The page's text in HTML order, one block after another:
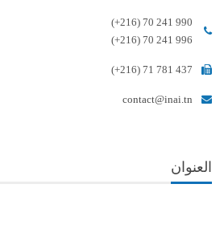
(+216) 70 241 990
(+216) 70 241 996
(+216) 71 781 437
contact@inai.tn
العنوان